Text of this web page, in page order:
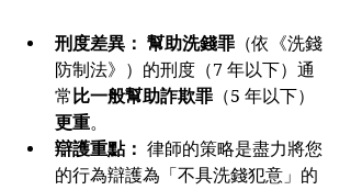
刑度差異： 幫助洗錢罪 （依《洗錢
防制法》）的刑度（7 年以下）通
常 比一般幫助詐欺罪 （5 年以下）
更重。
辯護重點： 律師的策略是盡力將您
的行為辯護為「不具洗錢犯意」的